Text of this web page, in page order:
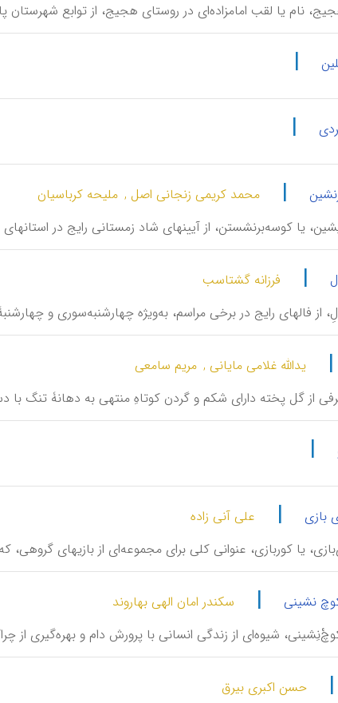
نام یا لقب امامزاده‌ای در روستای هجیج، از توابع شهرستان
|
|
| محمد کریمی زنجانی اصل , ملیحه کرباسیان
یا کوسه‌برنشستن، از آیینهای شاد زمستانی رایج در استانهای
|
فرزانه گشتاسب
از فالهای رایج در برخی مراسم، به‌ویژه چهارشنبه‌سوری و
| یدالله غلامی مایانی , مریم سامعی
از گل پخته دارای شکم و گردن کوتاهِ منتهی به دهانۀ تنگ با
|
بازی |
علی آنی زاده
یا کوربازی، عنوانی کلی برای مجموعه‌ای از بازیهای
نشینی |
سکندر امان الهی بهاروند
شیوه‌ای از زندگی انسانی با پرورش دام و بهره‌گیری
|
حسن اکبری بیرق